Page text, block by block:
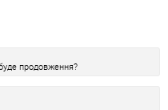
продовження?